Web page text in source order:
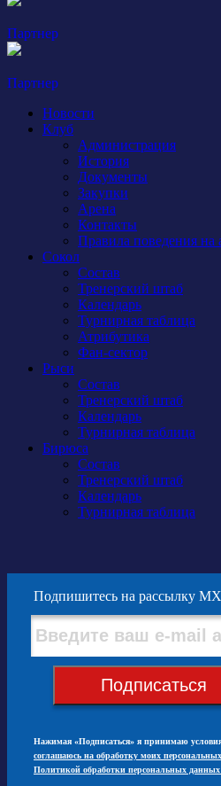
Партнер
Партнер
Новости
Клуб
Администрация
История
Документы
Закупки
Арена
Контакты
Правила поведения на
Сокол
Состав
Тренерский штаб
Календарь
Турнирная таблица
Атрибутика
Фан-сектор
Рыси
Состав
Тренерский штаб
Календарь
Турнирная таблица
Бирюса
Состав
Тренерский штаб
Календарь
Турнирная таблица
Подпишитесь на рассылку
Подписаться
Нажимая «Подписаться» я принимаю
соглашаюсь на обработку моих
Политикой обработки персональных